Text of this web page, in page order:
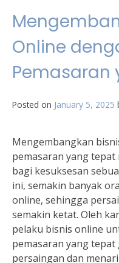
Online
Pemasaran
Posted on January 5, 2025
Mengembangkan
pemasaran yang
bagi kesuksesan
ini, semakin banyak
online, sehingga
semakin ketat. Oleh
pelaku bisnis online
pemasaran yang
persaingan dan